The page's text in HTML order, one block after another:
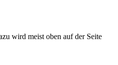
wird meist oben auf der Seite